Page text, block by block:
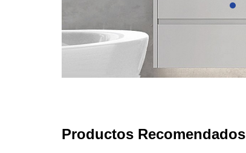
Productos Recomendados